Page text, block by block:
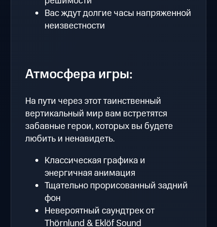
Вас ждут долгие часы напряженной
неизвестности
Атмосфера игры:
На пути через этот таинственный
вертикальный мир вам встретятся
забавные герои, которых вы будете
любить и ненавидеть.
Классическая графика и
энергичная анимация
Тщательно прорисованный задний
фон
Невероятный саундтрек от
Thörnlund & Eklöf Sound